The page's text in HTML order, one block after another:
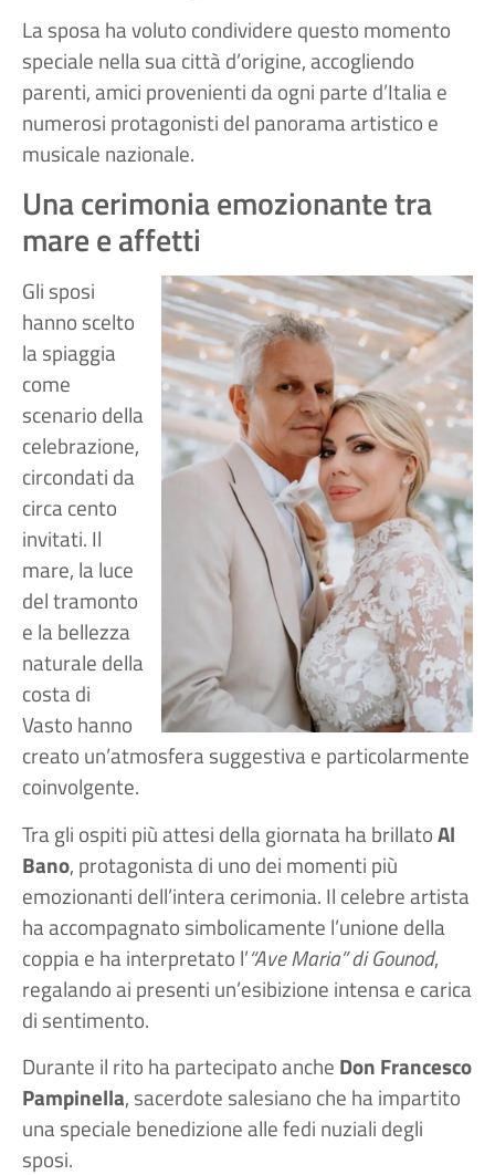
La sposa ha voluto condividere questo momento
speciale nella sua città d’origine, accogliendo
parenti, amici provenienti da ogni parte d’Italia e
numerosi protagonisti del panorama artistico e
musicale nazionale.
Una cerimonia emozionante tra
mare e affetti
Gli sposi
hanno scelto
la spiaggia
come
scenario della
celebrazione,
circondati da
circa cento
invitati. Il
mare, la luce
del tramonto
e la bellezza
naturale della
costa di
Vasto hanno
creato un’atmosfera suggestiva e particolarmente
coinvolgente.
Tra gli ospiti più attesi della giornata ha brillatoAl
Bano, protagonista di uno dei momenti più
emozionanti dell’intera cerimonia. Il celebre artista
ha accompagnato simbolicamente l’unione della
coppia e ha interpretato l’“Ave Maria” di Gounod,
regalando ai presenti un’esibizione intensa e carica
di sentimento.
Durante il rito ha partecipato anche Don Francesco
Pampinella, sacerdote salesiano che ha impartito
una speciale benedizione alle fedi nuziali degli
sposi.